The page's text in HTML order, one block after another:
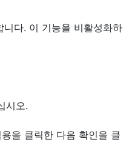
다. 이 기능을 비활성화하
시오.
을 클릭한 다음 확인을 클